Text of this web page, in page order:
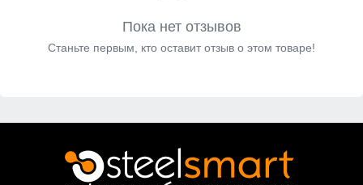
Пока нет отзывов
Станьте первым, кто оставит отзыв о этом товаре!